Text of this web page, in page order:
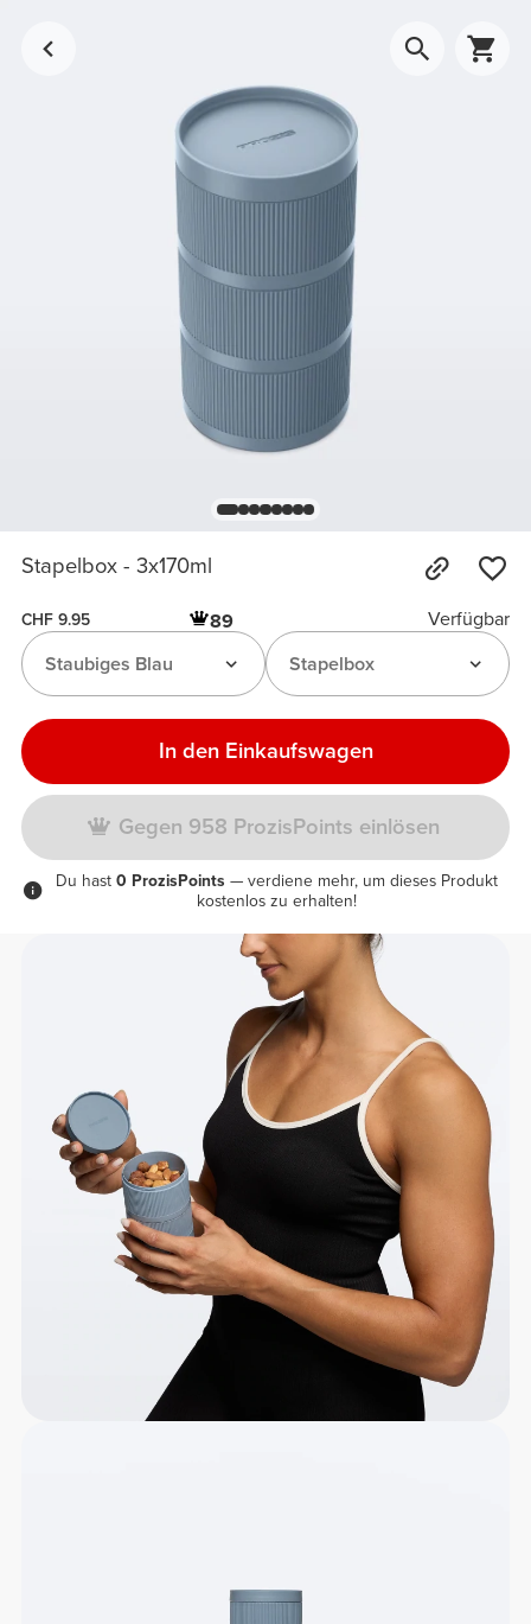
Stapelbox - 3x170ml
CHF 9.95 89
Verfügbar
Stapelbox
Staubiges Blau
In den Einkaufswagen
Gegen 958 ProzisPoints einlösen
Du hast 0 ProzisPoints — verdiene mehr, um dieses Produkt
kostenlos zu erhalten!